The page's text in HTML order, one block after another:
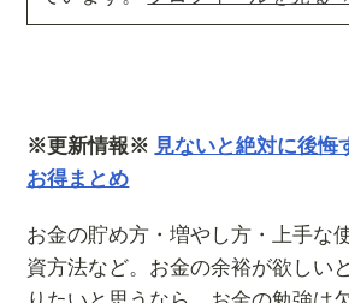
※更新情報※ 見ないと絶対に後悔
お得まとめ
お金の貯め方・増やし方・上手な
資方法など。お金の余裕が欲しい